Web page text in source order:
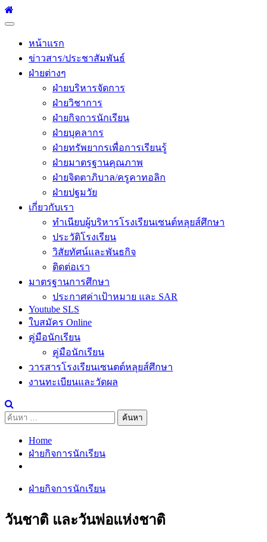
Primary
หน้าแรก
ข่าวสาร/ประชาสัมพันธ์
ฝ่ายต่างๆ
ฝ่ายบริหารจัดการ
ฝ่ายวิชาการ
ฝ่ายกิจการนักเรียน
ฝ่ายบุคลากร
ฝ่ายทรัพยากรเพื่อการเรียนรู้
ฝ่ายมาตรฐานคุณภาพ
ฝ่ายจิตตาภิบาล/ครูคาทอลิก
ฝ่ายปฐมวัย
เกี่ยวกับเรา
ทำเนียบผู้บริหารโรงเรียนเซนต์หลุยส์ศึกษา
ประวัติโรงเรียน
วิสัยทัศน์และพันธกิจ
ติดต่อเรา
มาตรฐานการศึกษา
ประกาศค่าเป้าหมาย และ SAR
Youtube SLS
ใบสมัคร Online
คู่มือนักเรียน
คู่มือนักเรียน
วารสารโรงเรียนเซนตต์หลุยส์ศึกษา
งานทะเบียนและวัดผล
ค้นหา
Home
ฝ่ายกิจการนักเรียน
ฝ่ายกิจการนักเรียน
วันชาติ และวันพ่อแห่งชาติ